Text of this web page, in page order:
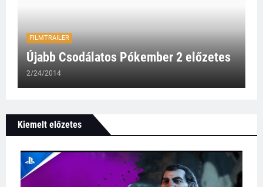
FILMTRAILER
Újabb Csodálatos Pókember 2 előzetes
2/24/2014
Kiemelt előzetes